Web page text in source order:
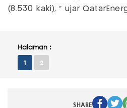
(8.530 kaki), " ujar
Halaman :
1 2
SHARE